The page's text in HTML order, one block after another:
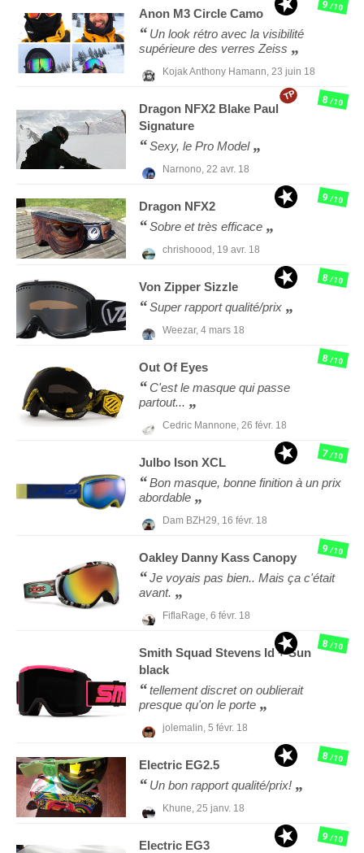
Anon M3 Circle Camo
Un look rétro avec la visibilité
supérieure des verres Zeiss
Kojak Anthony Hamann, 23 juin 18
9/10
Dragon NFX2 Blake Paul
Signature
Sexy, le Pro Model
Narnono, 22 avr. 18
8/10
TP
Dragon NFX2
Sobre et très efficace
chrishoood, 19 avr. 18
9/10
Von Zipper Sizzle
Super rapport qualité/prix
Weezar, 4 mars 18
8/10
Out Of Eyes
C'est le masque qui passe
partout...
Cedric Mannone, 26 févr. 18
8/10
Julbo Ison XCL
Bon masque, bonne finition à un prix
abordable
Dam BZH29, 16 févr. 18
7/10
Oakley Danny Kass Canopy
Je voyais pas bien.. Mais ça c'était
avant.
FiflaRage, 6 févr. 18
9/10
Smith Squad Stevens Id + Sun
black
tellement discret on oublierait
presque qu'on le porte
jolemalin, 5 févr. 18
8/10
Electric EG2.5
Un bon rapport qualité/prix!
Khune, 25 janv. 18
8/10
Electric EG3
9/10